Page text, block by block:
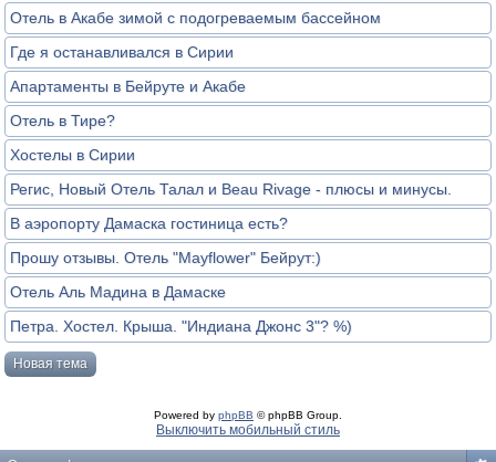
Отель в Акабе зимой с подогреваемым бассейном
Где я останавливался в Сирии
Апартаменты в Бейруте и Акабе
Отель в Тире?
Хостелы в Сирии
Регис, Новый Отель Талал и Beau Rivage - плюсы и минусы.
В аэропорту Дамаска гостиница есть?
Прошу отзывы. Отель "Mayflower" Бейрут:)
Отель Аль Мадина в Дамаске
Петра. Хостел. Крыша. "Индиана Джонс 3"? %)
Новая тема
Powered by phpBB © phpBB Group.
Выключить мобильный стиль